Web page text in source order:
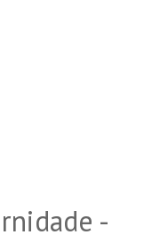
-